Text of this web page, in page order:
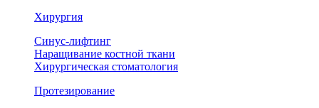
Хирургия
Синус-лифтинг
Наращивание костной ткани
Хирургическая стоматология
Протезирование